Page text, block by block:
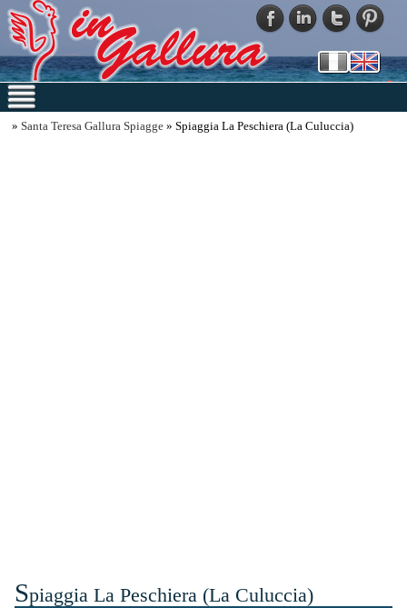
» Santa Teresa Gallura Spiagge » Spiaggia La Peschiera (La Culuccia)
Spiaggia La Peschiera (La Culuccia)